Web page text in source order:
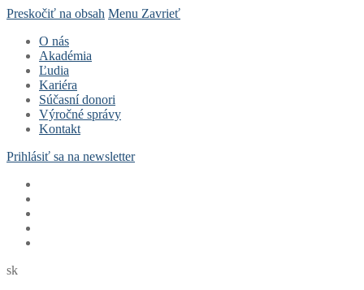
Preskočiť na obsah Menu Zavrieť
O nás
Akadémia
Ľudia
Kariéra
Súčasní donori
Výročné správy
Kontakt
Prihlásiť sa na newsletter
sk